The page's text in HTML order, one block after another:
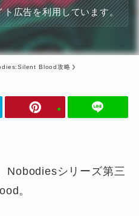
広告を利用しています。
Blood攻略
Nobodiesシリーズ第三
。